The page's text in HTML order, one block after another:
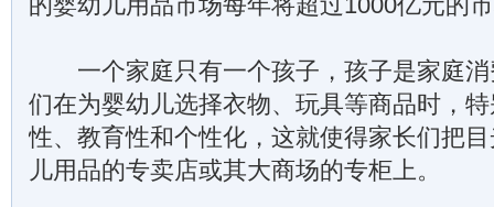
一个家庭只有一个孩子，孩子是家庭消
们在为婴幼儿选择衣物、玩具等商品时，
性、教育性和个性化，这就使得家长们把
儿用品的专卖店或其大商场的专柜上。